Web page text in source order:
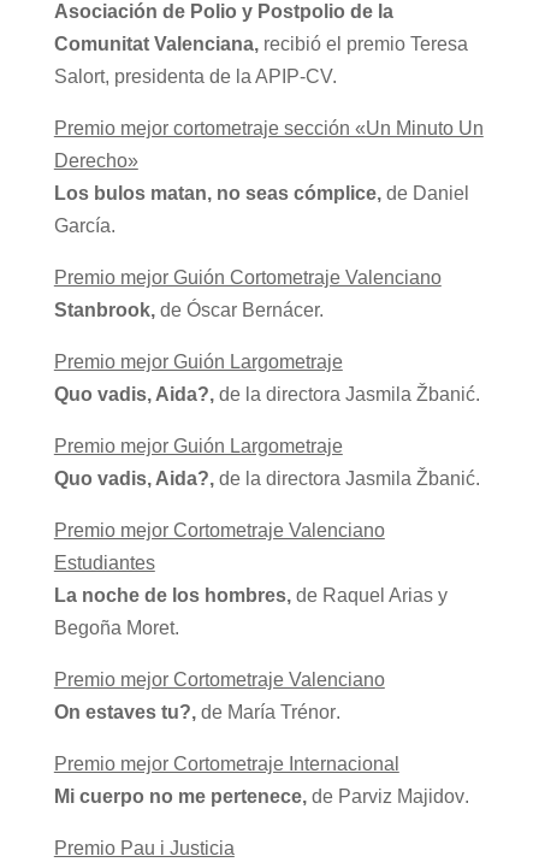
Asociación de Polio y Postpolio de la
Comunitat Valenciana, recibió el premio Teresa
Salort, presidenta de la APIP-CV.
Premio mejor cortometraje sección «Un Minuto Un
Derecho»
Los bulos matan, no seas cómplice, de Daniel
García.
Premio mejor Guión Cortometraje Valenciano
Stanbrook, de Óscar Bernácer.
Premio mejor Guión Largometraje
Quo vadis, Aida?, de la directora Jasmila Žbanić.
Premio mejor Guión Largometraje
Quo vadis, Aida?, de la directora Jasmila Žbanić.
Premio mejor Cortometraje Valenciano
Estudiantes
La noche de los hombres, de Raquel Arias y
Begoña Moret.
Premio mejor Cortometraje Valenciano
On estaves tu?, de María Trénor.
Premio mejor Cortometraje Internacional
Mi cuerpo no me pertenece, de Parviz Majidov.
Premio Pau i Justicia